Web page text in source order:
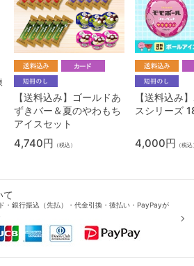
【送料込み】ゴールドあ
ずきバー＆夏のやわもち
アイスセット
4,740円 （税込）
【送料込み
スシリーズ
4,000円 （税
て
・銀行振込（先払）・代金引換・後払い・PayPayが